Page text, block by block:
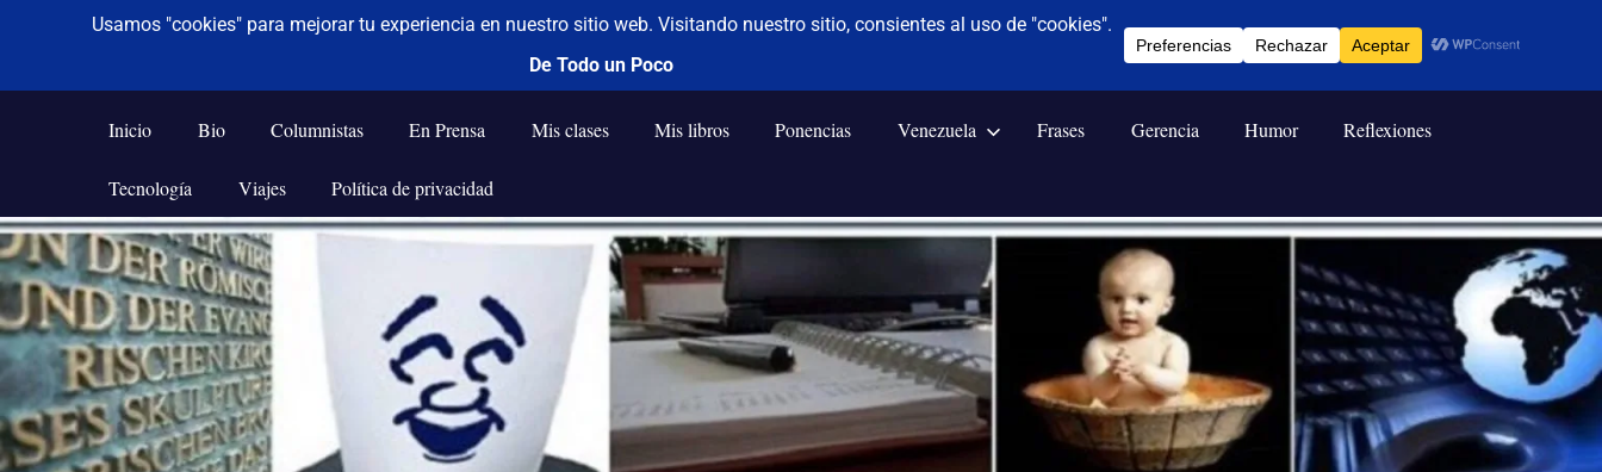
Saltar
al
contenido
De todo un poco
Frases,
Humor,
Tecnología
y
Viajes
Inicio Bio Columnistas En Prensa Mis clases Mis libros Ponencias Venezuela Frases Gerencia Humor Reflexiones
Tecnología Viajes Política de privacidad